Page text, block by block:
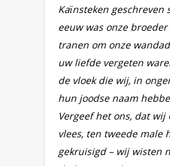
Kaïnsteken geschreven
eeuw was onze
tranen om onze
uw liefde vergeten
de vloek die wij, in
hun joodse naam
Vergeef het ons, dat
vlees, ten tweede male
gekruisigd – wij wisten